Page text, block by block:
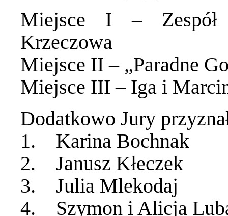
Miejsce I – Zespół
Krzeczowa
Miejsce II – „Paradne
Miejsce III – Iga i
Dodatkowo Jury
1. Karina Bochnak
2. Janusz Kłeczek
3. Julia Mlekodaj
4. Szymon i Alicja